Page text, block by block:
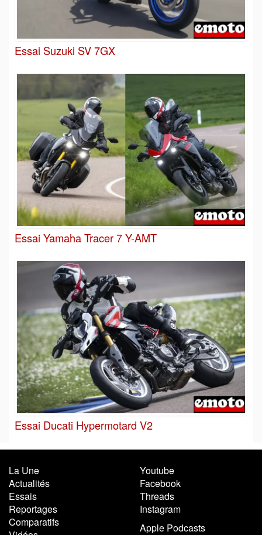
Essai Suzuki SV 7GX
Essai Yamaha Tracer 7 Y-AMT
Essai Ducati Hypermotard V2
La Une
Actualités
Essais
Reportages
Comparatifs
Youtube
Facebook
Threads
Instagram
Apple Podcasts